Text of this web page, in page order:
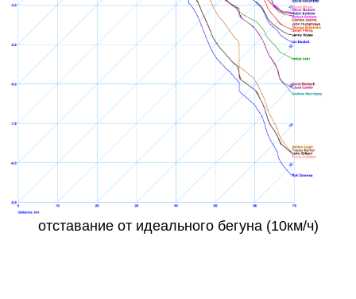
отставание от идеального бегуна (10км/ч)